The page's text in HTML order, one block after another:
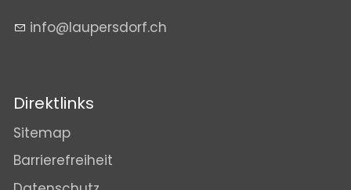
nf
l p rsd rf ch
Direktlinks
Sitemap
Barrierefreiheit